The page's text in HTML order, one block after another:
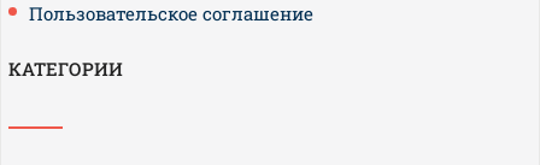
Пользовательское соглашение
КАТЕГОРИИ